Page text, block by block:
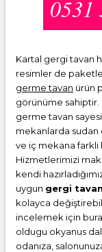
0531
Kartal gergi tavan
resimler de
germe tavan ürün
görünüme sahiptir.
germe tavan
mekanlarda sudan
ve iç mekana
Hizmetlerimizi
kendi
uygun gergi
kolayca
incelemek için
oldugu okyanus
odanıza,